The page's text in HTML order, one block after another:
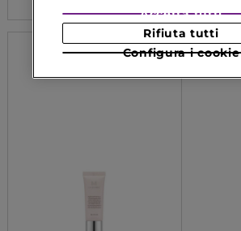
Configura i cookie
Rifiuta tutti
Accetta tutti